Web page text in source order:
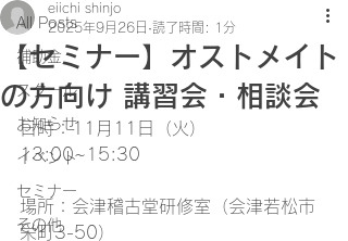
All Posts
補助金
スクール
お知らせ
イベント
セミナー
その他
【セミナー】オストメイト
の方向け 講習会・相談会
eiichi shinjo
2025年9月26日 読了時間: 1分
日時：11月11日（火）
13:00~15:30
場所：会津稽古堂研修室（会津若松市
栄町3-50）